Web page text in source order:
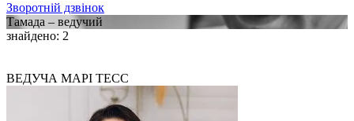
Зворотній дзвінок
Тамада – ведучий
знайдено: 2
ВЕДУЧА МАРІ ТЕСС